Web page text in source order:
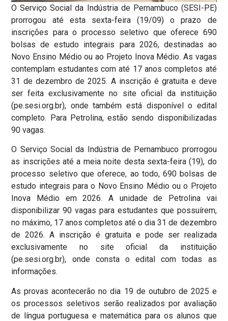
O Serviço Social da Indústria de Pernambuco (SESI-PE)
prorrogou até esta sexta-feira (19/09) o prazo de
inscrições para o processo seletivo que oferece 690
bolsas de estudo integrais para 2026, destinadas ao
Novo Ensino Médio ou ao Projeto Inova Médio. As vagas
contemplam estudantes com até 17 anos completos até
31 de dezembro de 2025. A inscrição é gratuita e deve
ser feita exclusivamente no site oficial da instituição
(pe.sesi.org.br), onde também está disponível o edital
completo. Para Petrolina, estão sendo disponibilizadas
90 vagas.
O Serviço Social da Indústria de Pernambuco prorrogou
as inscrições até a meia noite desta sexta-feira (19), do
processo seletivo que oferece, ao todo, 690 bolsas de
estudo integrais para o Novo Ensino Médio ou o Projeto
Inova Médio em 2026. A unidade de Petrolina vai
disponibilizar 90 vagas para estudantes que possuírem,
no máximo, 17 anos completos até o dia 31 de dezembro
de 2026. A inscrição é gratuita e pode ser realizada
exclusivamente no site oficial da instituição
(pe.sesi.org.br), onde consta o edital com todas as
informações.
As provas acontecerão no dia 19 de outubro de 2025 e
os processos seletivos serão realizados por avaliação
de língua portuguesa e matemática para os alunos que